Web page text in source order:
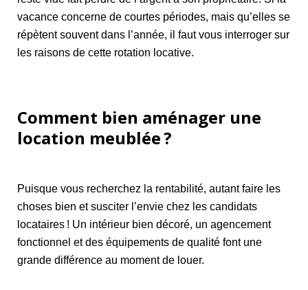
vacance concerne de courtes périodes, mais qu’elles se
répètent souvent dans l’année, il faut vous interroger sur
les raisons de cette rotation locative.
Comment bien aménager une
location meublée ?
Puisque vous recherchez la rentabilité, autant faire les
choses bien et susciter l’envie chez les candidats
locataires ! Un intérieur bien décoré, un agencement
fonctionnel et des équipements de qualité font une
grande différence au moment de louer.